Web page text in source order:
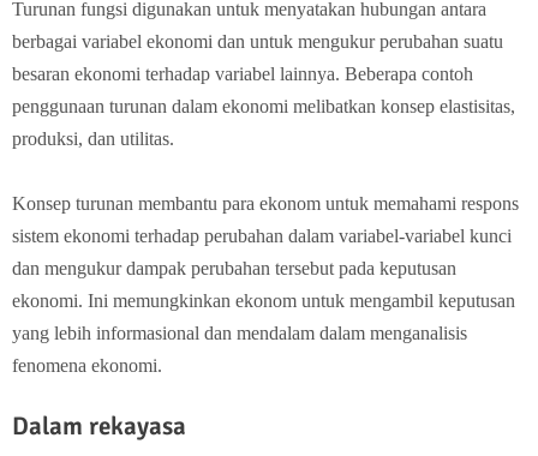
Turunan fungsi digunakan untuk menyatakan hubungan antara
berbagai variabel ekonomi dan untuk mengukur perubahan suatu
besaran ekonomi terhadap variabel lainnya. Beberapa contoh
penggunaan turunan dalam ekonomi melibatkan konsep elastisitas,
produksi, dan utilitas.
Konsep turunan membantu para ekonom untuk memahami respons
sistem ekonomi terhadap perubahan dalam variabel-variabel kunci
dan mengukur dampak perubahan tersebut pada keputusan
ekonomi. Ini memungkinkan ekonom untuk mengambil keputusan
yang lebih informasional dan mendalam dalam menganalisis
fenomena ekonomi.
Dalam rekayasa